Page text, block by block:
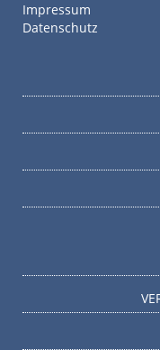
Impressum
Datenschutz